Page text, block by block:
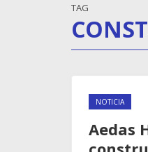
TAG
NOTICIA
Aedas